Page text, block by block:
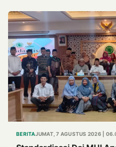
BERITAJUMAT, 7 AGUSTUS 2026 |